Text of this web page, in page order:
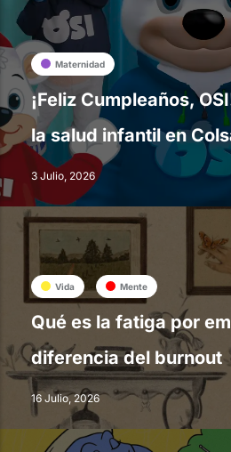
Maternidad
¡Feliz Cumpleaños,
la salud infantil en
3 Julio, 2026
Vida Mente
Qué es la fatiga por
diferencia del burnout
16 Julio, 2026